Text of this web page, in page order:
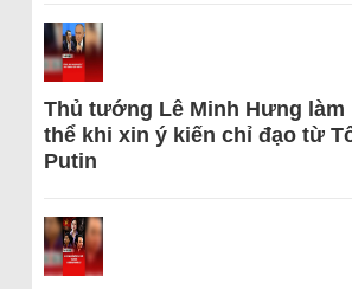
Thủ tướng Lê Minh Hưng làm
thể khi xin ý kiến chỉ đạo từ
Putin